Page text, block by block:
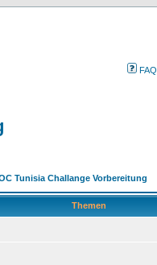
FAQ
Tunisia Challange Vorbereitung
Themen